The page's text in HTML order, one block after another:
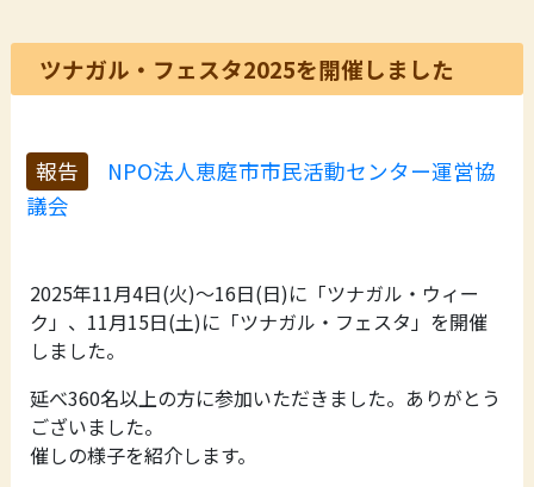
ツナガル・フェスタ2025を開催しました
報告
NPO法人恵庭市市民活動センター運営協
議会
2025年11月4日(火)～16日(日)に「ツナガル・ウィー
ク」、11月15日(土)に「ツナガル・フェスタ」を開催
しました。
延べ360名以上の方に参加いただきました。ありがとう
ございました。
催しの様子を紹介します。